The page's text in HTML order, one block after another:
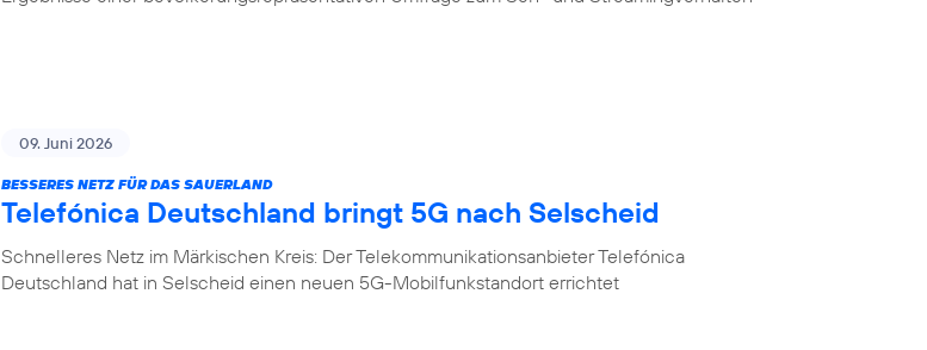
09. Juni 2026
BESSERES NETZ FÜR DAS SAUERLAND
Telefónica Deutschland bringt 5G nach Selscheid
Schnelleres Netz im Märkischen Kreis: Der Telekommunikationsanbieter Telefónica
Deutschland hat in Selscheid einen neuen 5G-Mobilfunkstandort errichtet